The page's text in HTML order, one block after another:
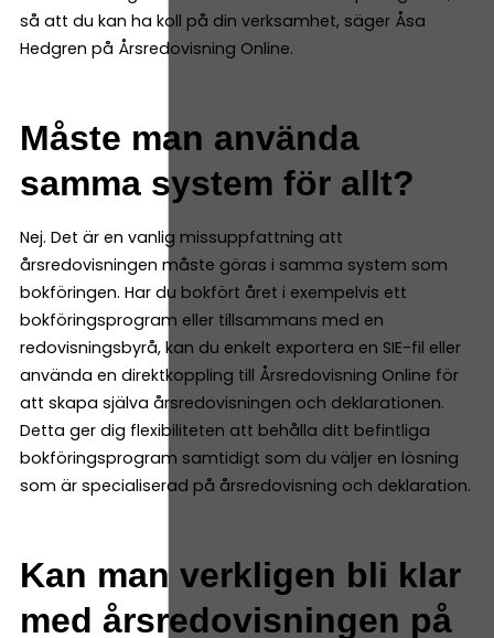
så att du kan ha koll på din verksamhet, säger Åsa
Hedgren på Årsredovisning Online.
Måste man använda
samma system för allt?
Nej. Det är en vanlig missuppfattning att
årsredovisningen måste göras i samma system som
bokföringen. Har du bokfört året i exempelvis ett
bokföringsprogram eller tillsammans med en
redovisningsbyrå, kan du enkelt exportera en SIE-fil eller
använda en direktkoppling till Årsredovisning Online för
att skapa själva årsredovisningen och deklarationen.
Detta ger dig flexibiliteten att behålla ditt befintliga
bokföringsprogram samtidigt som du väljer en lösning
som är specialiserad på årsredovisning och deklaration.
Kan man verkligen bli klar
med årsredovisningen på